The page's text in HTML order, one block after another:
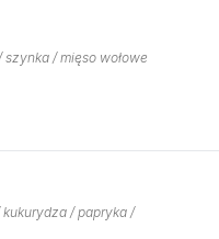
/ mięso wołowe
/ papryka /